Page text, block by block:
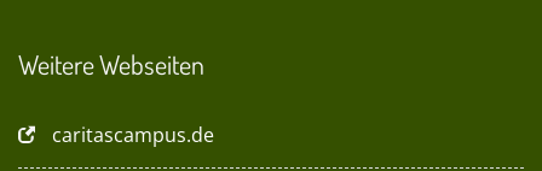
Weitere Webseiten
caritascampus.de